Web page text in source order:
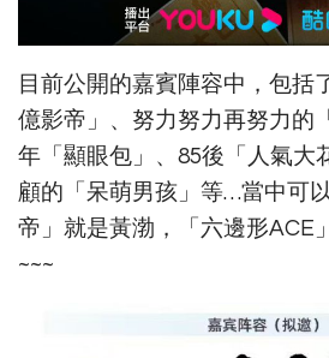
目前公開的嘉賓陣容中，包括
億影帝」、努力努力再努力的
年「顯眼包」、85後「人氣大
顧的「呆萌男孩」等…當中可
帝」就是黃渤，「六邊形ACE
~~~